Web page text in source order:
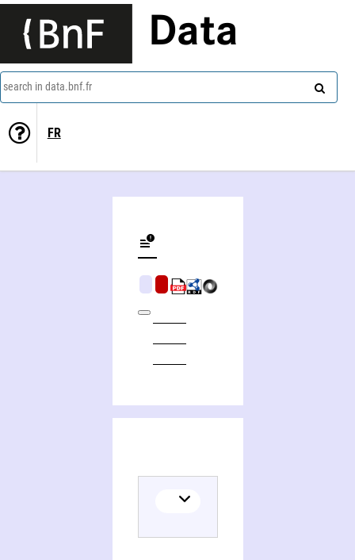
Data
search in data.bnf.fr
FR